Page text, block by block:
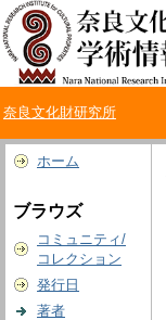
奈良文化財研究所
ホーム
ブラウズ
コミュニティ/
コレクション
発行日
著者